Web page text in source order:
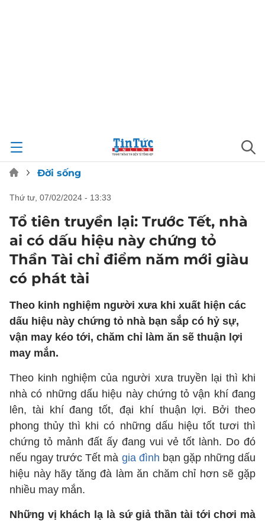
Đời sống
thứ tư, 07/02/2024 - 13:33
Tổ tiên truyền lại: Trước Tết, nhà
ai có dấu hiệu này chứng tỏ
Thần Tài chỉ điểm năm mới giàu
có phát tài
Theo kinh nghiệm người xưa khi xuất hiện các
dấu hiệu này chứng tỏ nhà bạn sắp có hỷ sự,
vận may kéo tới, chăm chỉ làm ăn sẽ thuận lợi
may mắn.
Theo kinh nghiệm của người xưa truyền lại thì khi
nhà có những dấu hiệu này chứng tỏ vận khí đang
lên, tài khí đang tốt, đại khí thuận lợi. Bởi theo
phong thủy thì khi có những dấu hiệu tốt tươi thì
chứng tỏ mảnh đất ấy đang vui vẻ tốt lành. Do đó
nếu ngay trước Tết mà gia đình bạn gặp những dấu
hiệu này hãy tăng đà làm ăn chăm chỉ hơn sẽ gặp
nhiều may mắn.
Những vị khách lạ là sứ giả thần tài tới chơi mà